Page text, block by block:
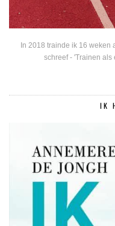
In 2018 trainde ik 16 weken
schreef - 'Trainen als
IK